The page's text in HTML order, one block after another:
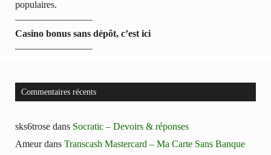
populaires.
————————
Casino bonus sans dépôt, c’est ici
————————
Commentaires récents
sks6trose dans Socratic – Devoirs & réponses
Ameurdans Transcash Mastercard – Ma Carte Sans Banque